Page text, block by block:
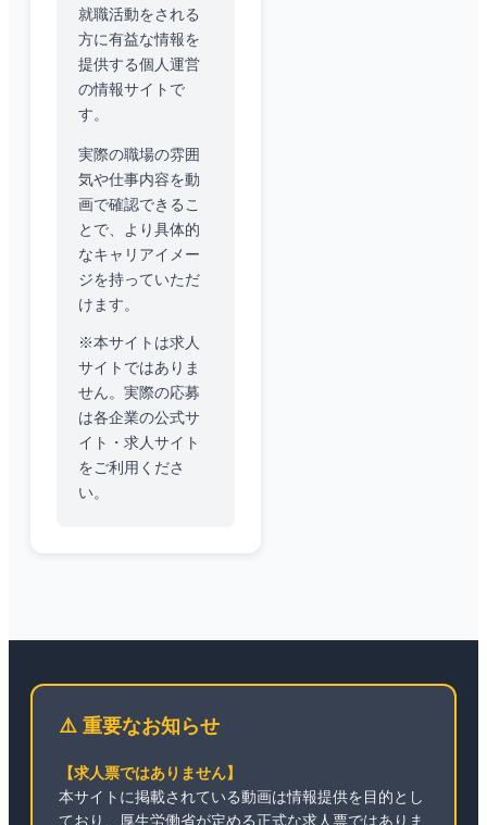
就職活動をされる
方に有益な情報を
提供する個人運営
の情報サイトで
す。
実際の職場の雰囲
気や仕事内容を動
画で確認できるこ
とで、より具体的
なキャリアイメー
ジを持っていただ
けます。
※本サイトは求人
サイトではありま
せん。実際の応募
は各企業の公式サ
イト・求人サイト
をご利用くださ
い。
⚠️ 重要なお知らせ
【求人票ではありません】
本サイトに掲載されている動画は情報提供を目的とし
ており、厚生労働省が定める正式な求人票ではありま